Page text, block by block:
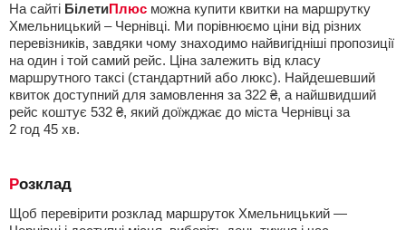
На сайті БілетиПлюс можна купити квитки на маршрутку
Хмельницький – Чернівці. Ми порівнюємо ціни від різних
перевізників, завдяки чому знаходимо найвигідніші пропозиції
на один і той самий рейс. Ціна залежить від класу
маршрутного таксі (стандартний або люкс). Найдешевший
квиток доступний для замовлення за 322 ₴, а найшвидший
рейс коштує 532 ₴, який доїжджає до міста Чернівці за
2 год 45 хв.
Розклад
Щоб перевірити розклад маршруток Хмельницький —